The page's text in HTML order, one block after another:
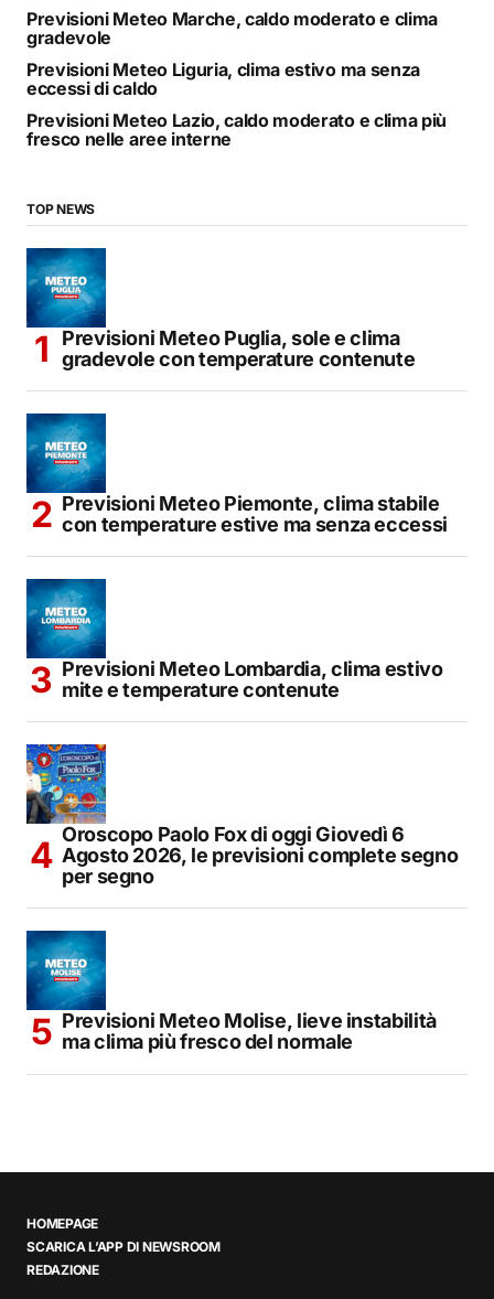
Previsioni Meteo Marche, caldo moderato e clima
gradevole
Previsioni Meteo Liguria, clima estivo ma senza
eccessi di caldo
Previsioni Meteo Lazio, caldo moderato e clima più
fresco nelle aree interne
TOP NEWS
Previsioni Meteo Puglia, sole e clima
gradevole con temperature contenute
Previsioni Meteo Piemonte, clima stabile
con temperature estive ma senza eccessi
Previsioni Meteo Lombardia, clima estivo
mite e temperature contenute
Oroscopo Paolo Fox di oggi Giovedì 6
Agosto 2026, le previsioni complete segno
per segno
Previsioni Meteo Molise, lieve instabilità
ma clima più fresco del normale
HOMEPAGE
SCARICA L’APP DI NEWSROOM
REDAZIONE